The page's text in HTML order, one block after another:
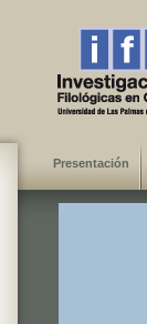
Presentación